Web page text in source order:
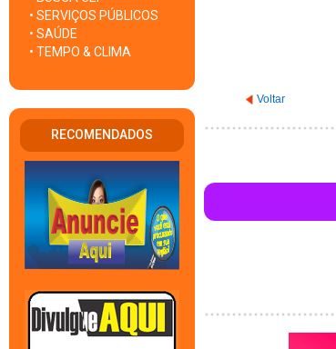
• SERVIÇOS PÚBLICOS
• SAÚDE
• TEMPO & CLIMA
RECOMENDADOS
Voltar